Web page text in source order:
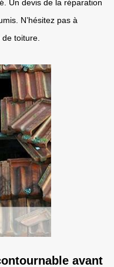
Un devis de la réparation
N’hésitez pas à
toiture.
avant